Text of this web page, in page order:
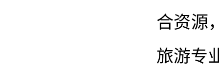
合资源
旅游专